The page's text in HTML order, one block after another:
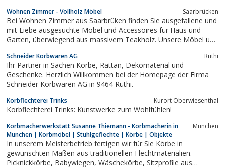
Wohnen Zimmer - Vollholz Möbel Saarbrücken
Bei Wohnen Zimmer aus Saarbrüken finden Sie ausgefallene und
mit Liebe ausgesuchte Möbel und Accessoires für Haus und
Garten, überwiegend aus massivem Teakholz. Unsere Möbel und
ausgesuchten Schreinerein aus Indonesien und Indien.
Schneider Korbwaren AG Rüthi
Ihr Partner in Sachen Körbe, Rattan, Dekomaterial und
Geschenke. Herzlich Willkommen bei der Homepage der Firma
Schneider Korbwaren AG in 9464 Rüthi.
Korbflechterei Trinks Kurort Oberwiesenthal
Korbflechterei Trinks: Kunstwerke zum Wohlfühlen!
Korbmacherwerkstatt Susanne Thiemann - Korbmacherin in
München | Korbmöbel | Stuhlgeflechte | Körbe | Objekte
München
In unserem Meisterbetrieb fertigen wir für Sie Körbe in
gewünschten Maßen aus traditionellen Flechtmaterialien.
Picknickkörbe, Babywiegen, Wäschekörbe, Sitzprofile aus